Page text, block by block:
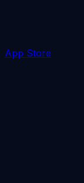
App Store